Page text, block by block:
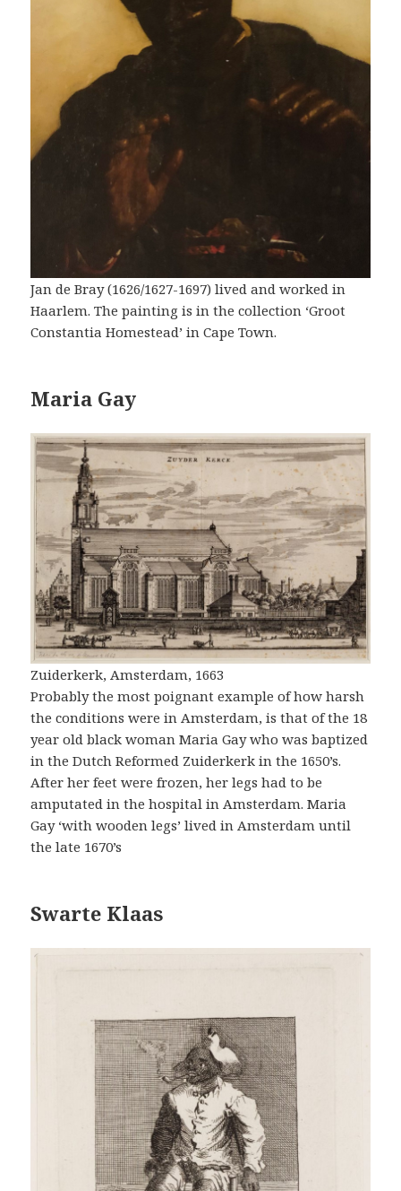
Jan de Bray (1626/1627-1697) lived and worked in
Haarlem. The painting is in the collection ‘Groot
Constantia Homestead’ in Cape Town.
Maria Gay
Zuiderkerk, Amsterdam, 1663
Probably the most poignant example of how harsh
the conditions were in Amsterdam, is that of the 18
year old black woman Maria Gay who was baptized
in the Dutch Reformed Zuiderkerk in the 1650’s.
After her feet were frozen, her legs had to be
amputated in the hospital in Amsterdam. Maria
Gay ‘with wooden legs’ lived in Amsterdam until
the late 1670’s
Swarte Klaas